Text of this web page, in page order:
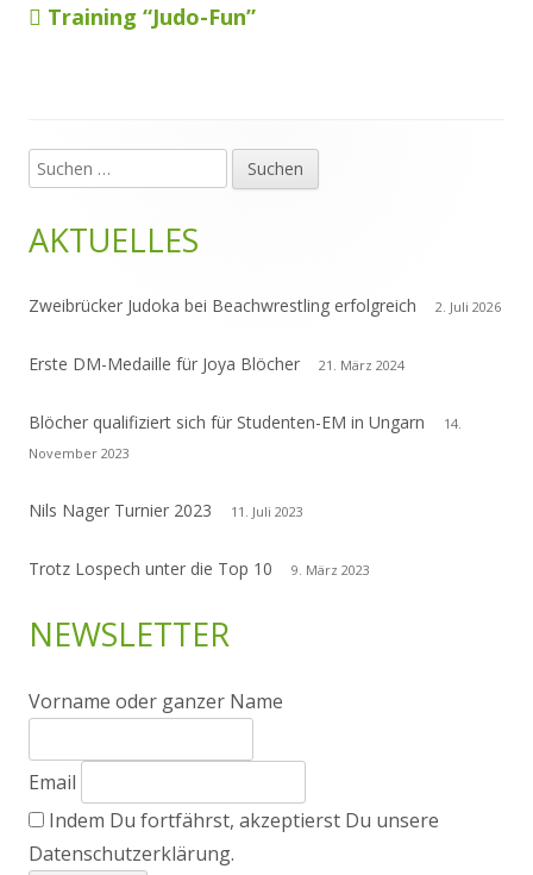
Beitragsnavigation
Vorheriger
Training “Judo-Fun”
Haupt-
Seitenleiste
Suchen
nach:
AKTUELLES
Zweibrücker Judoka bei Beachwrestling erfolgreich 2. Juli 2026
Erste DM-Medaille für Joya Blöcher 21. März 2024
Blöcher qualifiziert sich für Studenten-EM in Ungarn
14.
November 2023
Nils Nager Turnier 2023 11. Juli 2023
Trotz Lospech unter die Top 10 9. März 2023
NEWSLETTER
Vorname oder ganzer Name
Email
Indem Du fortfährst, akzeptierst Du unsere
Datenschutzerklärung.